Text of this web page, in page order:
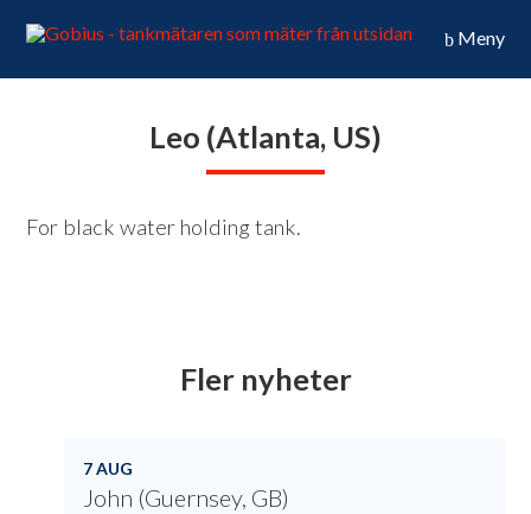
Meny
Leo (Atlanta, US)
For black water holding tank.
Fler nyheter
7 AUG
John (Guernsey, GB)